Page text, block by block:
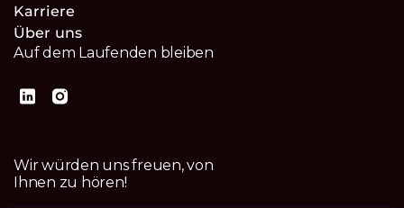
Karriere
Über uns
Auf dem Laufenden bleiben
Wir würden uns freuen, von
Ihnen zu hören!